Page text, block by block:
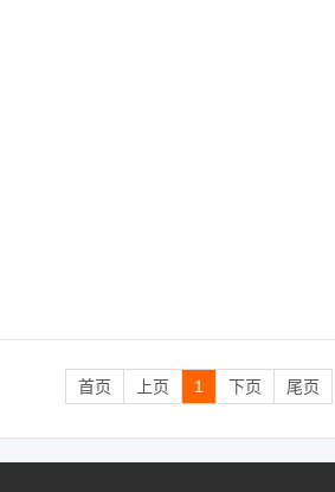
首页 上页 1 下页 尾页